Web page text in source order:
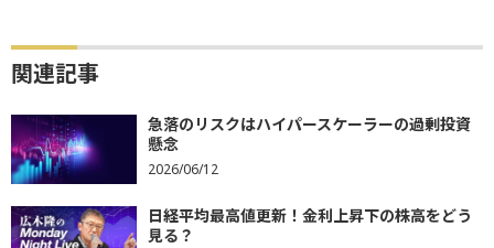
関連記事
急落のリスクはハイパースケーラーの過剰投資
懸念
2026/06/12
日経平均最高値更新！金利上昇下の株高をどう
見る？